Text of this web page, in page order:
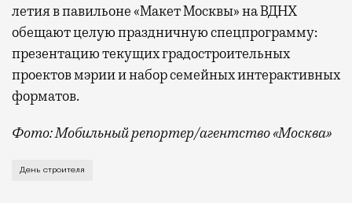
летия в павильоне «Макет Москвы» на ВДНХ
обещают целую праздничную спецпрограмму:
презентацию текущих градостроительных
проектов мэрии и набор семейных интерактивных
форматов.
Фото: Мобильный репортер/агентство «Москва»
Это каска в фирменных цветах департамента
День строителя